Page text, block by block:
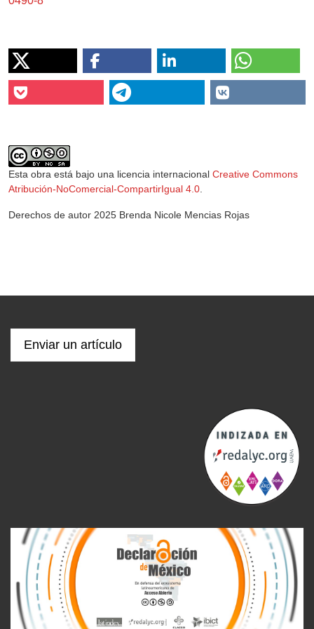
Esta obra está bajo una licencia internacional Creative Commons
Atribución-NoComercial-CompartirIgual 4.0.
Derechos de autor 2025 Brenda Nicole Mencias Rojas
Enviar un artículo